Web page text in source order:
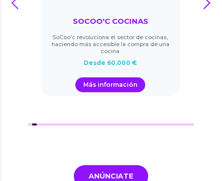
SOCOO'C COCINAS
SoCoo'c revoluciona el sector de cocinas,
haciendo más accesible la compra de una
cocina.
Desde 60.000 €
Más información
next
ANÚNCIATE